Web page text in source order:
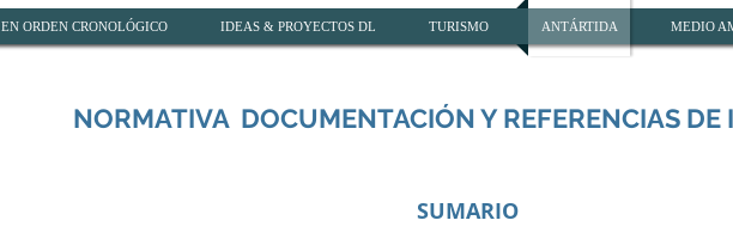
EN ORDEN CRONOLÓGICO IDEAS & PROYECTOS DL TURISMO ANTÁRTIDA MEDIO
NORMATIVA DOCUMENTACIÓN Y REFERENCIAS DE
SUMARIO